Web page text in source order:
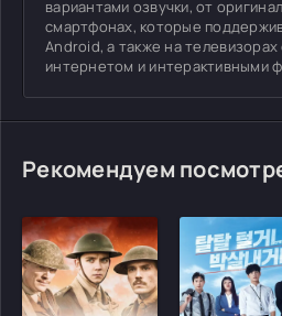
вариантами озвучки, от
смартфонах, которые
Android, а также на
интернетом и интерактивными
Рекомендуем